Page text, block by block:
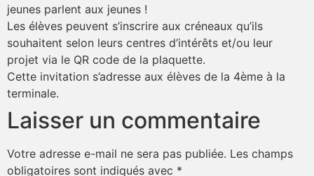
jeunes parlent aux jeunes !
Les élèves peuvent s’inscrire aux créneaux qu’ils
souhaitent selon leurs centres d’intérêts et/ou leur
projet via le QR code de la plaquette.
Cette invitation s’adresse aux élèves de la 4ème à la
terminale.
Laisser un commentaire
Votre adresse e-mail ne sera pas publiée. Les champs
obligatoires sont indiqués avec *